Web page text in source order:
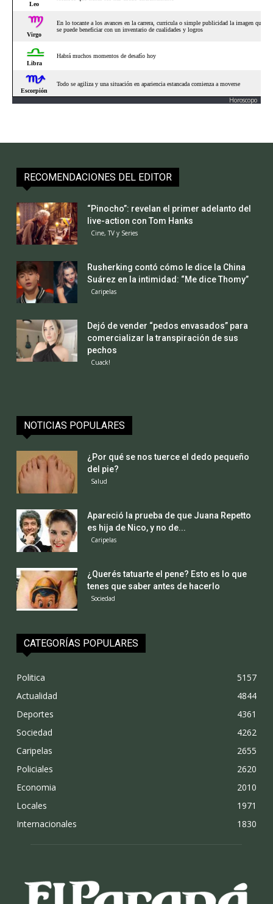
Horoscopo
RECOMENDACIONES DEL EDITOR
“Pinocho”: revelan el primer adelanto del
live-action con Tom Hanks
Cine, TV y Series
Rusherking contó cómo le dice la China
Suárez en la intimidad: “Me dice Thomy”
Caripelas
Dejó de vender “pedos envasados” para
comercializar la transpiración de sus
pechos
Cuack!
NOTICIAS POPULARES
¿Por qué se nos tuerce el dedo pequeño
del pie?
Salud
Apareció la prueba de que Juana Repetto
es hija de Nico, y no de...
Caripelas
¿Querés tatuarte el pene? Esto es lo que
tenes que saber antes de hacerlo
Sociedad
CATEGORÍAS POPULARES
Politica
5157
Actualidad
4844
Deportes
4361
Sociedad
4262
Caripelas
2655
Policiales
2620
Economia
2010
Locales
1971
Internacionales
1830